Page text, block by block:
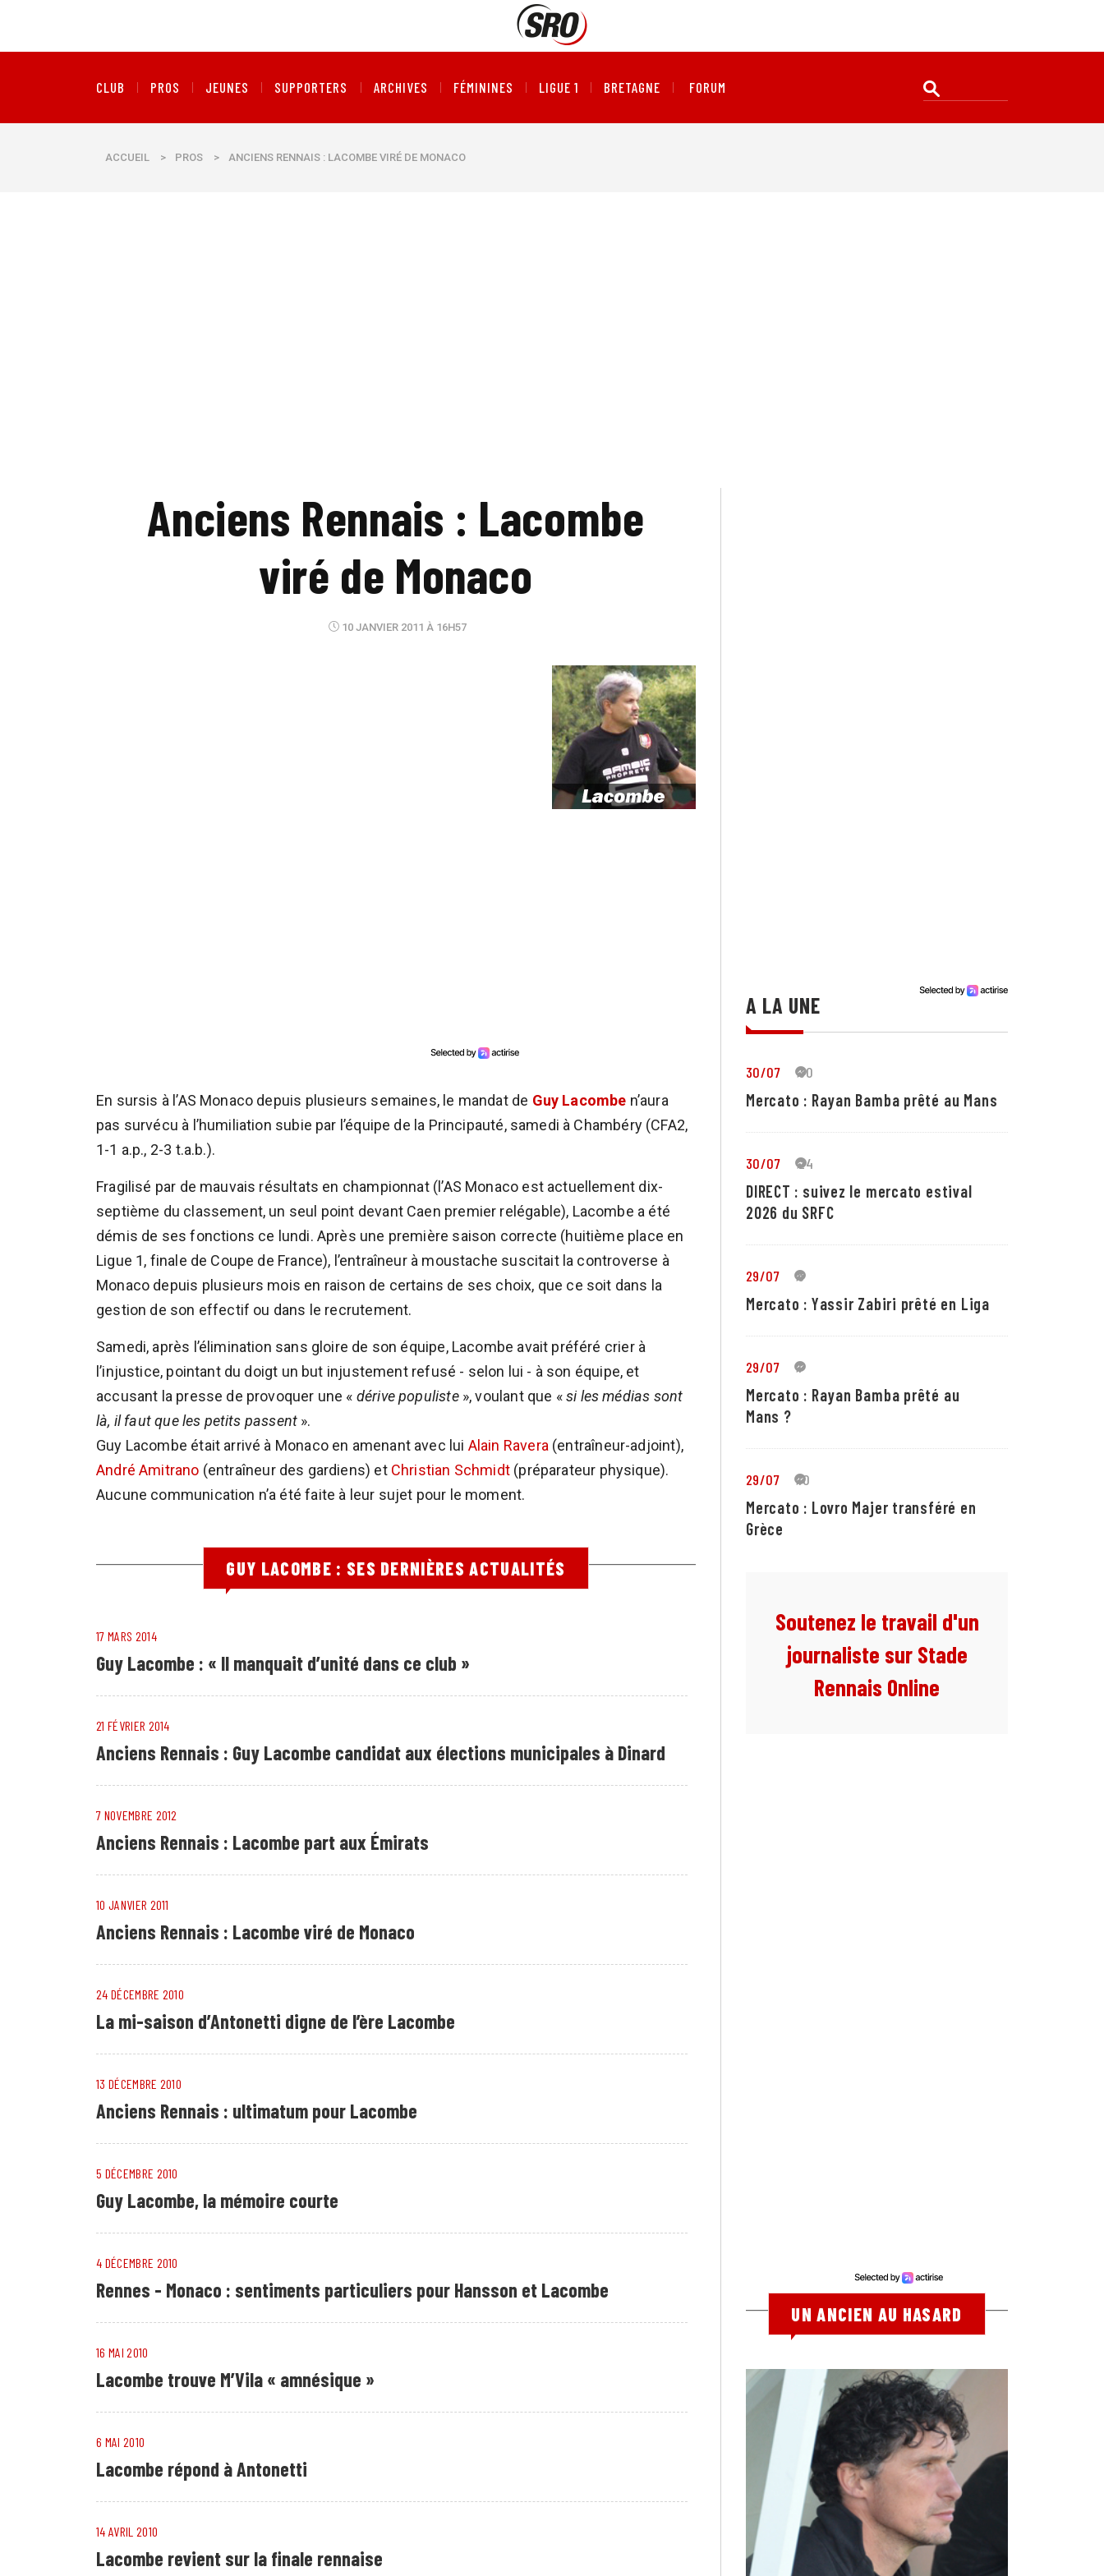
CLUB PROS JEUNES SUPPORTERS ARCHIVES FÉMININES LIGUE 1 BRETAGNE FORUM
ACCUEIL > PROS > ANCIENS RENNAIS : LACOMBE VIRÉ DE MONACO
Anciens Rennais : Lacombe
viré de Monaco
10 JANVIER 2011 À 16H57
En sursis à l’AS Monaco depuis plusieurs semaines, le mandat de Guy Lacombe n’aura
pas survécu à l’humiliation subie par l’équipe de la Principauté, samedi à Chambéry (CFA2,
1-1 a.p., 2-3 t.a.b.).
Fragilisé par de mauvais résultats en championnat (l’AS Monaco est actuellement dix-
septième du classement, un seul point devant Caen premier relégable), Lacombe a été
démis de ses fonctions ce lundi. Après une première saison correcte (huitième place en
Ligue 1, finale de Coupe de France), l’entraîneur à moustache suscitait la controverse à
Monaco depuis plusieurs mois en raison de certains de ses choix, que ce soit dans la
gestion de son effectif ou dans le recrutement.
Samedi, après l’élimination sans gloire de son équipe, Lacombe avait préféré crier à
l’injustice, pointant du doigt un but injustement refusé - selon lui - à son équipe, et
accusant la presse de provoquer une « dérive populiste», voulant que «si les médias sont
là, il faut que les petits passent ».
Guy Lacombe était arrivé à Monaco en amenant avec lui Alain Ravera (entraîneur-adjoint),
André Amitrano (entraîneur des gardiens) et Christian Schmidt (préparateur physique).
Aucune communication n’a été faite à leur sujet pour le moment.
GUY LACOMBE : SES DERNIÈRES ACTUALITÉS
17 MARS 2014
Guy Lacombe : « Il manquait d’unité dans ce club »
21 FÉVRIER 2014
Anciens Rennais : Guy Lacombe candidat aux élections municipales à Dinard
7 NOVEMBRE 2012
Anciens Rennais : Lacombe part aux Émirats
10 JANVIER 2011
Anciens Rennais : Lacombe viré de Monaco
24 DÉCEMBRE 2010
La mi-saison d’Antonetti digne de l’ère Lacombe
13 DÉCEMBRE 2010
Anciens Rennais : ultimatum pour Lacombe
5 DÉCEMBRE 2010
Guy Lacombe, la mémoire courte
4 DÉCEMBRE 2010
Rennes - Monaco : sentiments particuliers pour Hansson et Lacombe
16 MAI 2010
Lacombe trouve M’Vila « amnésique »
6 MAI 2010
Lacombe répond à Antonetti
14 AVRIL 2010
Lacombe revient sur la finale rennaise
A LA UNE
30/07 30
Mercato : Rayan Bamba prêté au Mans
30/07 24
DIRECT : suivez le mercato estival
2026 du SRFC
29/07 5
Mercato : Yassir Zabiri prêté en Liga
29/07 1
Mercato : Rayan Bamba prêté au
Mans ?
29/07 10
Mercato : Lovro Majer transféré en
Grèce
Soutenez le travail d'un
journaliste sur Stade
Rennais Online
UN ANCIEN AU HASARD